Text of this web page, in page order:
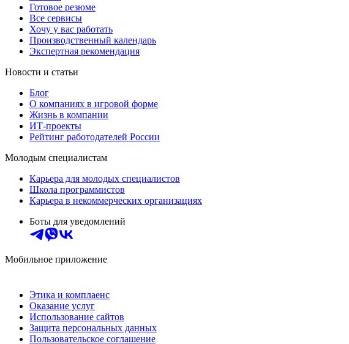
Готовое резюме
Все сервисы
Хочу у вас работать
Производственный календарь
Экспертная рекомендация
Новости и статьи
Блог
О компаниях в игровой форме
Жизнь в компании
ИТ-проекты
Рейтинг работодателей России
Молодым специалистам
Карьера для молодых специалистов
Школа программистов
Карьера в некоммерческих организациях
Боты для уведомлений
Мобильное приложение
Этика и комплаенс
Оказание услуг
Использование сайтов
Защита персональных данных
Пользовательское соглашение